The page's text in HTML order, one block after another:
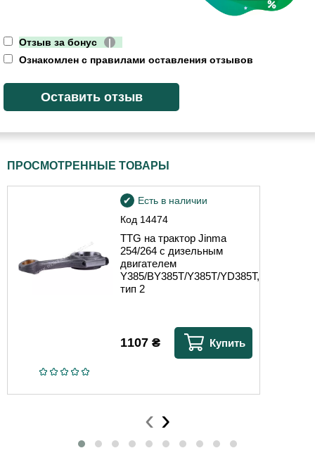
Отзыв за бонус
|
Ознакомлен с правилами оставления отзывов
ПРОСМОТРЕННЫЕ ТОВАРЫ
Код 14474
Есть в наличии
TTG на трактор Jinma
254/264 с дизельным
двигателем
Y385/BY385T/Y385T/YD385T,
тип 2
1107 ₴ Купить
‹ ›